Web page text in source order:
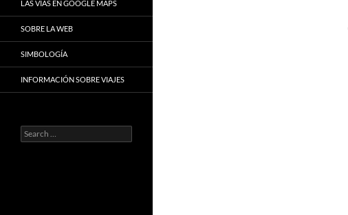
LAS VÍAS EN GOOGLE MAPS
SOBRE LA WEB
SIMBOLOGÍA
INFORMACIÓN SOBRE VIAJES
Search
for: